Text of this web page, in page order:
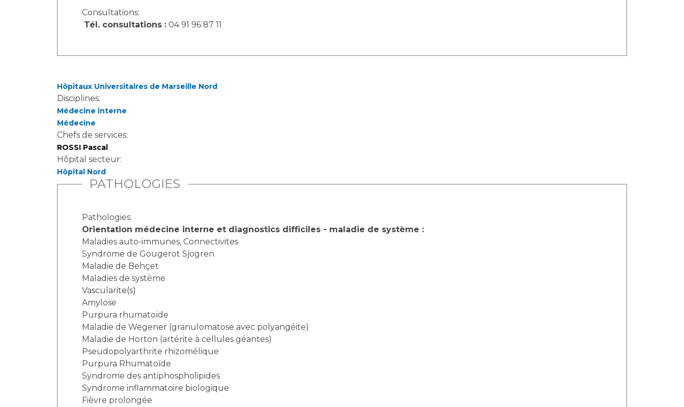
Consultations:
Tél. consultations : 04 91 96 87 11
Hôpitaux Universitaires de Marseille Nord
Disciplines:
Médecine interne
Médecine
Chefs de services:
ROSSI Pascal
Hôpital secteur:
Hôpital Nord
PATHOLOGIES
Pathologies:
Orientation médecine interne et diagnostics difficiles - maladie de système :
Maladies auto-immunes, Connectivites
Syndrome de Gougerot Sjogren
Maladie de Behçet
Maladies de système
Vascularite(s)
Amylose
Purpura rhumatoïde
Maladie de Wegener (granulomatose avec polyangéite)
Maladie de Horton (artérite à cellules géantes)
Pseudopolyarthrite rhizomélique
Purpura Rhumatoïde
Syndrome des antiphospholipides
Syndrome inflammatoire biologique
Fièvre prolongée